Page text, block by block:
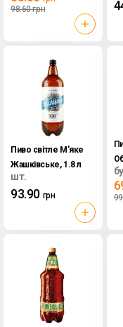
98.60грн
Пиво світле М'яке
Жашківське, 1.8 л
шт.
93.90 грн